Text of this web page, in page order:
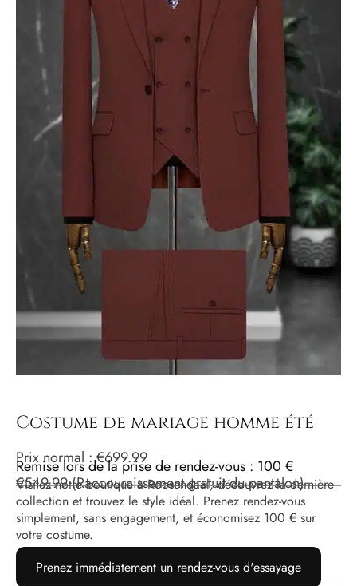
Costume de mariage homme été
Prix ​​normal :€699.99
Remise lors de la prise de rendez-vous : 100 €
€549.99(Raccourcissement gratuit du pantalon)
Visitez notre boutique à Roosendaal, découvrez la dernière
collection et trouvez le style idéal. Prenez rendez-vous
simplement, sans engagement, et économisez 100 € sur
votre costume.
Prenez immédiatement un rendez-vous d'essayage